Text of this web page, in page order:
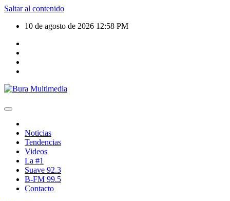
Saltar al contenido
10 de agosto de 2026 12:58 PM
Noticias
Tendencias
Videos
La #1
Suave 92.3
B-FM 99.5
Contacto